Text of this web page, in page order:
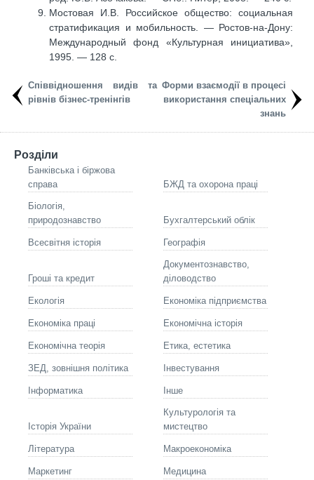
Мостовая И.В. Российское общество: социальная
стратификация и мобильность. — Ростов-на-Дону:
Международный фонд «Культурная инициатива»,
1995. — 128 с.
Співвідношення видів та
рівнів бізнес-тренінгів
Форми взаємодії в процесі
використання спеціальних
знань
Розділи
Банківська і біржова
справа
БЖД та охорона праці
Біологія,
природознавство
Бухгалтерський облік
Всесвітня історія Географія
Гроші та кредит
Документознавство,
діловодство
Екологія Економіка підприємства
Економіка праці Економічна історія
Економічна теорія Етика, естетика
ЗЕД, зовнішня політика Інвестування
Інформатика Інше
Історія України
Культурологія та
мистецтво
Літературa Макроекономіка
Маркетинг Медицина